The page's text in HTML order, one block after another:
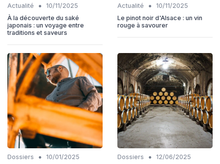
Actualité •
10/11/2025
À la découverte du saké
japonais : un voyage entre
traditions et saveurs
Actualité •
10/11/2025
Le pinot noir d'Alsace : un vin
rouge à savourer
Dossiers •
10/01/2025
Dossiers •
12/06/2025